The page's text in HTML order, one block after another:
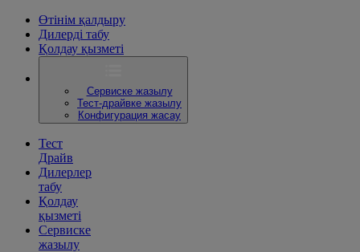
Өтінім қалдыру
Дилерді табу
Қолдау қызметі
Сервиске жазылу
Тест-драйвке жазылу
Конфигурация жасау
Тест
Драйв
Дилерлер
табу
Қолдау
қызметі
Сервиске
жазылу